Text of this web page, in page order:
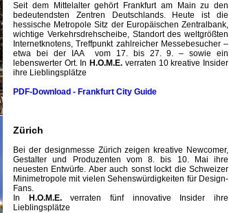
Seit dem Mittelalter gehört Frankfurt am Main zu den
bedeutendsten Zentren Deutschlands. Heute ist die
hessische Metropole Sitz der Europäischen Zentralbank,
wichtige Verkehrsdrehscheibe, Standort des weltgrößten
Internetknotens, Treffpunkt zahlreicher Messebesucher –
etwa bei der IAA vom 17. bis 27. 9. – sowie ein
lebenswerter Ort. In H.O.M.E. verraten 10 kreative Insider
ihre Lieblingsplätze
PDF-Download - Frankfurt City Guide
Zürich
Bei der designmesse Zürich zeigen kreative Newcomer,
Gestalter und Produzenten vom 8. bis 10. Mai ihre
neuesten Entwürfe. Aber auch sonst lockt die Schweizer
Mini­metropole mit vielen Sehenswürdigkeiten für Design-
Fans.
In
H.O.M.E.verraten fünf innovative Insider ihre
Lieblingsplätze